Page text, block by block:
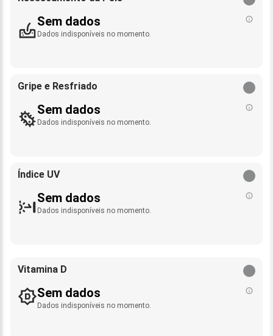
Sem dados
Dados indisponíveis no momento.
Gripe e Resfriado
Sem dados
Dados indisponíveis no momento.
Índice UV
Sem dados
Dados indisponíveis no momento.
Vitamina D
Sem dados
Dados indisponíveis no momento.